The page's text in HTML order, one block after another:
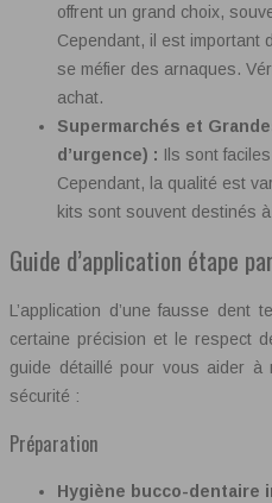
offrent un grand choix,
Cependant, il est important
se méfier des arnaques.
achat.
Supermarchés et
d’urgence) : Ils sont
Cependant, la qualité est
kits sont souvent destinés
Guide d’application étape
L’application d’une fausse dent
certaine précision et le respect
guide détaillé pour vous aider à
sécurité :
Préparation
Hygiène bucco-dentaire